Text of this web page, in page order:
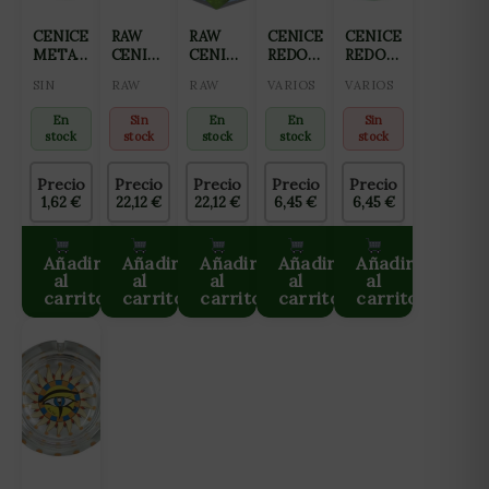
CENICERO
METAL
14CM
SIN
En
stock
Precio
1,62€
Añadir
al
carrito
RAW
CENICERO
RAW
Sin
stock
Precio
22,12€
Añadir
al
carrito
RAW
CENICERO
(ARCO
IRIS)
RAW
En
stock
Precio
22,12€
Añadir
al
carrito
CENICERO
REDONDO
16CM
BLACK
LEAF
VARIOS
En
stock
Precio
6,45€
Añadir
al
carrito
CENICERO
REDONDO
16CM
BLACK
LEAF
HAVE A
VARIOS
Sin
stock
Precio
6,45€
Añadir
al
carrito